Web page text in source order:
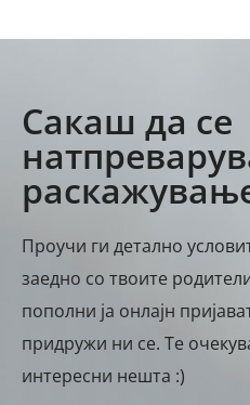
Сакаш да се
Проучи ги детално
заедно со твоите
пополни ја онлајн
придружи ни се. Те
интересни нешта :)